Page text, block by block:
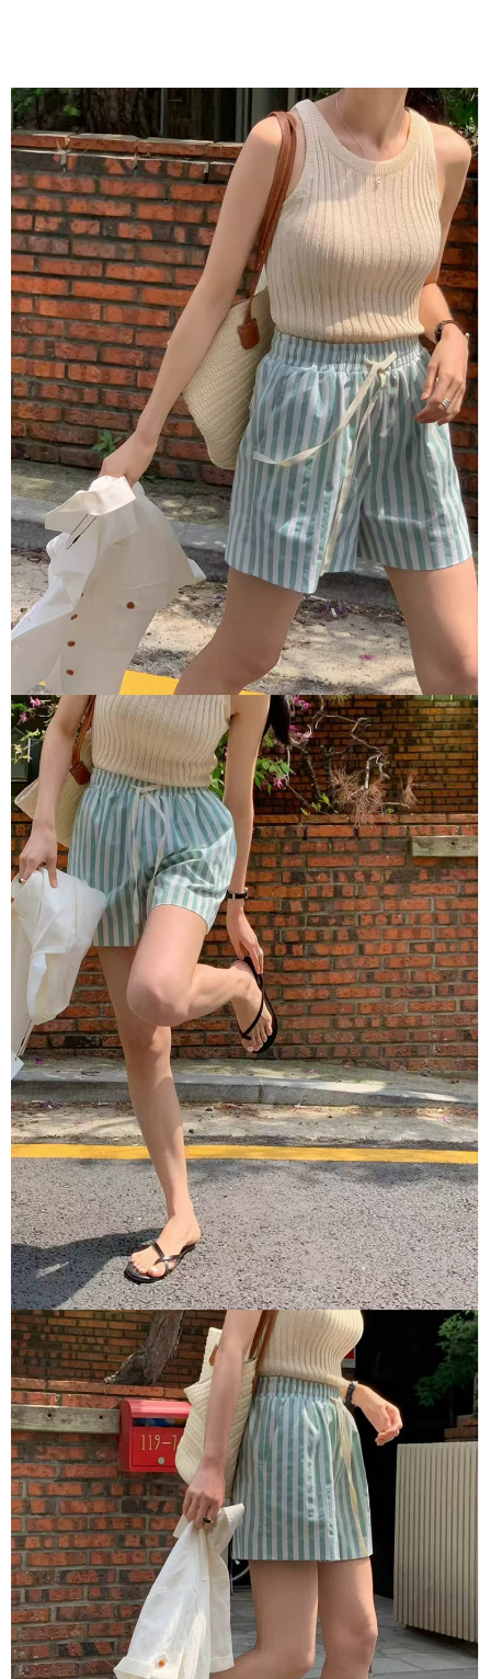
便利好安心！
１．簡單：不需註冊會員、不需綁卡、不需儲值。
２．便利：只要手機號碼，簡訊認證，即可結帳。
３．安心：先確認商品／服務後，再付款。
【「AFTEE先享後付」結帳流程】
１．於結帳方式選擇「AFTEE先享後付」後，將跳轉至「AFTEE先享後付」
結帳頁面，進行簡訊認證並確認金額後，即可完成結帳。
２．訂單成立數日內，您將收到繳費通知簡訊。
３．收到繳費通知簡訊後14天內，點擊此簡訊中的連結，可透過四大超商／
ATM／網路銀行／等多元方式進行付款，方視為交易完成。
※ 請注意：結帳手續完成當下不需立刻繳費，但若您需要取消訂單，請聯絡
購買商品的店家。未經商家同意取消之訂單仍視為有效，需透過AFTEE先享
後付繳納相關費用。
※ 交易是否成功請以「AFTEE先享後付 」之結帳頁面顯示為準，若有關於
是否繳費成功／繳費後需取消欲退款等相關疑問，請聯繫「AFTEE先享後付
客戶支援中心」https://netprotections.freshdesk.com/support/home
【注意事項】
１．透過由恩沛科技股份有限公司提供之「AFTEE先享後付」服務完成之交
易，需依本服務之必要範圍內提供個人資料，並將交易相關給付款項請求債
權轉讓予恩沛科技股份有限公司。
２．關於個人資料處理事宜，請瀏覽以下網址：
https://aftee.tw/terms/#terms3
３．未成年的使用者請事先徵得法定代理人或監護人之同意方可使用
「AFTEE先享後付」，若未經同意申辦者引起之損失，本公司不負相關責
任。
４．使用「AFTEE先享後付」時，將依據個別帳號之用戶狀況，依本公司即
時審查核予不同之上限額度；若仍有額度不足之情形，本公司將視審查結果
請求用戶進行身份認證。
５．嚴禁一人註冊多個帳號或使用他人資訊註冊。若發現惡意使用之情形，
恩沛科技股份有限公司將有權停止該用戶之使用額度並採取法律行動。
運送方式
全家取貨付款
每筆NT$80，滿NT$1,500(含以上)免運費
付款後全家取貨
每筆NT$80，滿NT$1,500(含以上)免運費
萊爾富取貨付款
每筆NT$80，滿NT$1,500(含以上)免運費
付款後萊爾富取貨
每筆NT$80，滿NT$1,500(含以上)免運費
離島取貨加價40
每筆NT$80，滿NT$1,500(含以上)免運費
付款後7-11取貨
每筆NT$80，滿NT$1,500(含以上)免運費
宅配
每筆NT$100，滿NT$1,500(含以上)免運費
海外宅配 查看運費